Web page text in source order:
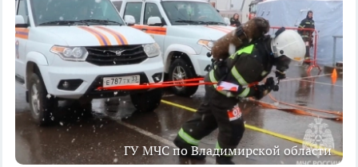
ГУ МЧС по Владимирской области